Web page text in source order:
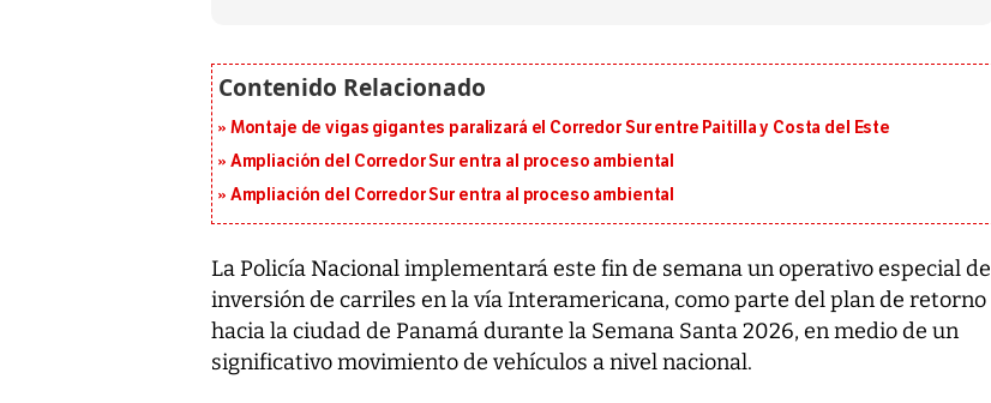
Montaje de vigas gigantes paralizará el Corredor Sur entre Paitilla y Costa del Este
Ampliación del Corredor Sur entra al proceso ambiental
Ampliación del Corredor Sur entra al proceso ambiental
La Policía Nacional implementará este fin de semana un operativo especial de
inversión de carriles en la vía Interamericana, como parte del plan de retorno
hacia la ciudad de Panamá durante la Semana Santa 2026, en medio de un
significativo movimiento de vehículos a nivel nacional.